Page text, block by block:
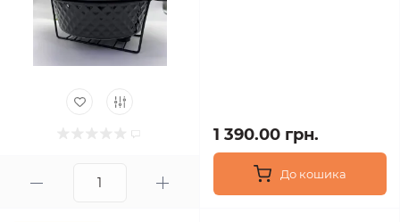
1 390.00 грн.
До кошика